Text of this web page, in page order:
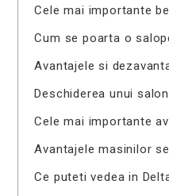
Cele mai importante
Cum se poarta o
Avantajele si
Deschiderea unui
Cele mai importante
Avantajele masinilor
Ce puteti vedea in